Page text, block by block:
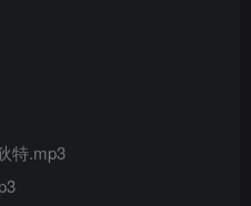
特.mp3